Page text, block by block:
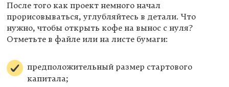
После того как проект немного начал
прорисовываться, углубляйтесь в детали. Что
нужно, чтобы открыть кофе на вынос с нуля?
Отметьте в файле или на листе бумаги:
предположительный размер стартового
капитала;